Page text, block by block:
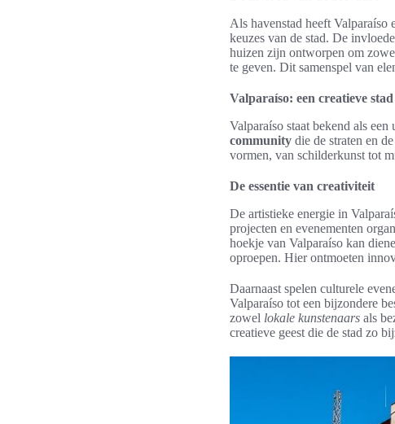
Als havenstad heeft Valparaíso
keuzes van de stad. De
huizen zijn ontworpen om
te geven. Dit samenspel van
Valparaíso: een creatieve
Valparaíso staat bekend als een
community die de straten en
vormen, van schilderkunst tot
De essentie van creativiteit
De artistieke energie in
projecten en evenementen
hoekje van Valparaíso kan
oproepen. Hier ontmoeten
Daarnaast spelen culturele
Valparaíso tot een bijzondere
zowel lokale kunstenaars als
creatieve geest die de stad zo